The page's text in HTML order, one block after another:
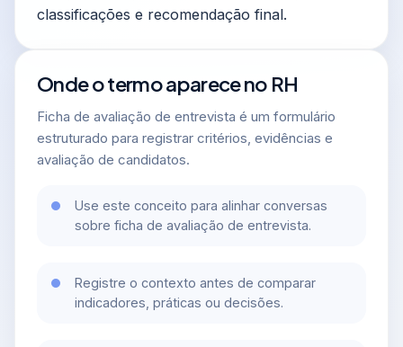
classificações e recomendação final.
Onde o termo aparece no RH
Ficha de avaliação de entrevista é um formulário
estruturado para registrar critérios, evidências e
avaliação de candidatos.
Use este conceito para alinhar conversas
sobre ficha de avaliação de entrevista.
Registre o contexto antes de comparar
indicadores, práticas ou decisões.